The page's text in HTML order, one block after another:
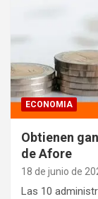
ECONOMIA
Obtienen
de Afore
18 de junio de
Las 10